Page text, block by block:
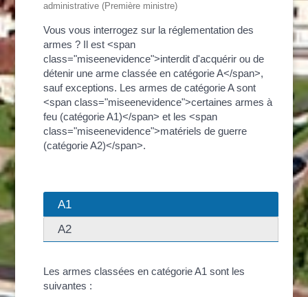
administrative (Première ministre)
Vous vous interrogez sur la réglementation des
armes ? Il est <span
class="miseenevidence">interdit d'acquérir ou de
détenir une arme classée en catégorie A</span>,
sauf exceptions. Les armes de catégorie A sont
<span class="miseenevidence">certaines armes à
feu (catégorie A1)</span> et les <span
class="miseenevidence">matériels de guerre
(catégorie A2)</span>.
A1
A2
Les armes classées en catégorie A1 sont les
suivantes :